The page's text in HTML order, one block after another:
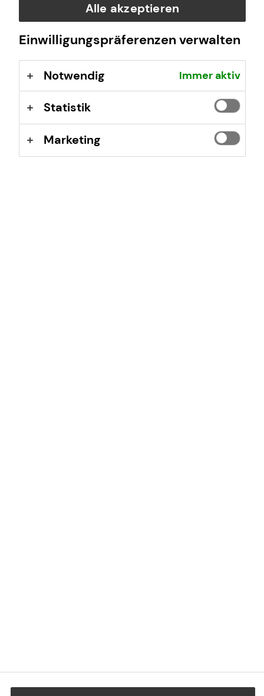
Ich habe die Informationen zumDatenschutz
gelesen
und bin damit einverstanden.
Ich bin damit einverstanden, dass mich tecis bzw.
selbstständige Vertriebspartner von tecis aufgrund
meiner obigen Anfrage kontaktieren dürfen. Diese
Fax, E-Mail) ohne Angaben von Gründen bei der
Firma tecis Finanzdienstleistungen AG, Alter
Alle akzeptieren
Einwilligungspräferenzen verwalten
Notwendig Immer aktiv
Statistik
Marketing